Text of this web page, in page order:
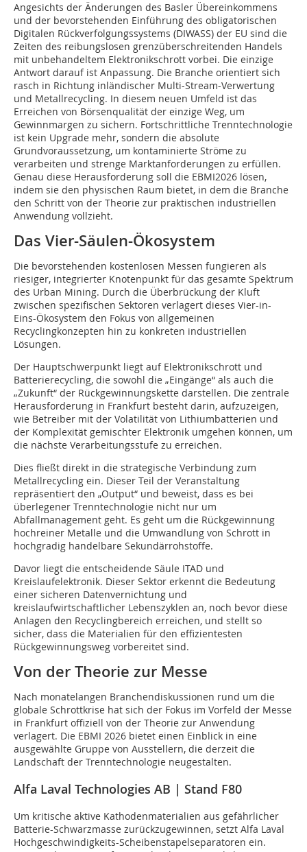
Angesichts der Änderungen des Basler Übereinkommens
und der bevorstehenden Einführung des obligatorischen
Digitalen Rückverfolgungssystems (DIWASS) der EU sind die
Zeiten des reibungslosen grenzüberschreitenden Handels
mit unbehandeltem Elektronikschrott vorbei. Die einzige
Antwort darauf ist Anpassung. Die Branche orientiert sich
rasch in Richtung inländischer Multi-Stream-Verwertung
und Metallrecycling. In diesem neuen Umfeld ist das
Erreichen von Börsenqualität der einzige Weg, um
Gewinnmargen zu sichern. Fortschrittliche Trenntechnologie
ist kein Upgrade mehr, sondern die absolute
Grundvoraussetzung, um kontaminierte Ströme zu
verarbeiten und strenge Marktanforderungen zu erfüllen.
Genau diese Herausforderung soll die EBMI2026 lösen,
indem sie den physischen Raum bietet, in dem die Branche
den Schritt von der Theorie zur praktischen industriellen
Anwendung vollzieht.
Das Vier-Säulen-Ökosystem
Die bevorstehenden kostenlosen Messen fungieren als
riesiger, integrierter Knotenpunkt für das gesamte Spektrum
des Urban Mining. Durch die Überbrückung der Kluft
zwischen spezifischen Sektoren verlagert dieses Vier-in-
Eins-Ökosystem den Fokus von allgemeinen
Recyclingkonzepten hin zu konkreten industriellen
Lösungen.
Der Hauptschwerpunkt liegt auf Elektronikschrott und
Batterierecycling, die sowohl die „Eingänge“ als auch die
„Zukunft“ der Rückgewinnungskette darstellen. Die zentrale
Herausforderung in Frankfurt besteht darin, aufzuzeigen,
wie Betreiber mit der Volatilität von Lithiumbatterien und
der Komplexität gemischter Elektronik umgehen können, um
die nächste Verarbeitungsstufe zu erreichen.
Dies fließt direkt in die strategische Verbindung zum
Metallrecycling ein. Dieser Teil der Veranstaltung
repräsentiert den „Output“ und beweist, dass es bei
überlegener Trenntechnologie nicht nur um
Abfallmanagement geht. Es geht um die Rückgewinnung
hochreiner Metalle und die Umwandlung von Schrott in
hochgradig handelbare Sekundärrohstoffe.
Davor liegt die entscheidende Säule ITAD und
Kreislaufelektronik. Dieser Sektor erkennt die Bedeutung
einer sicheren Datenvernichtung und
kreislaufwirtschaftlicher Lebenszyklen an, noch bevor diese
Anlagen den Recyclingbereich erreichen, und stellt so
sicher, dass die Materialien für den effizientesten
Rückgewinnungsweg vorbereitet sind.
Von der Theorie zur Messe
Nach monatelangen Branchendiskussionen rund um die
globale Schrottkrise hat sich der Fokus im Vorfeld der Messe
in Frankfurt offiziell von der Theorie zur Anwendung
verlagert. Die EBMI 2026 bietet einen Einblick in eine
ausgewählte Gruppe von Ausstellern, die derzeit die
Landschaft der Trenntechnologie neugestalten.
Alfa Laval Technologies AB | Stand F80
Um kritische aktive Kathodenmaterialien aus gefährlicher
Batterie-Schwarzmasse zurückzugewinnen, setzt Alfa Laval
Hochgeschwindigkeits-Scheibenstapelseparatoren ein.